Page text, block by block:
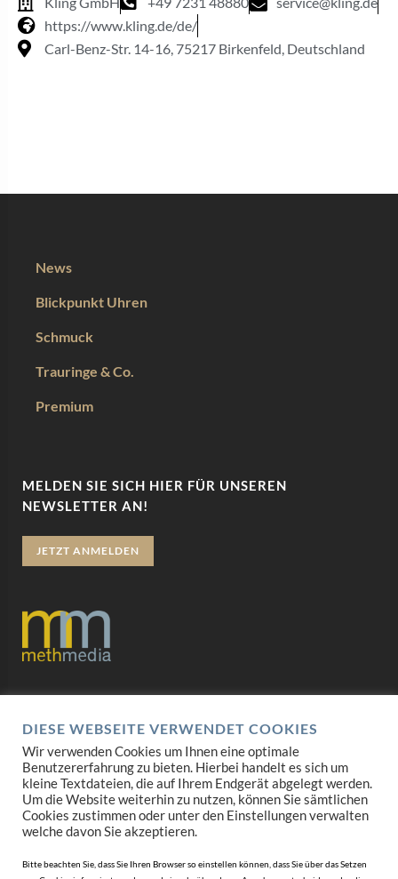
https://www.kling.de/de/
Carl-Benz-Str. 14-16, 75217 Birkenfeld, Deutschland
News
Blickpunkt Uhren
Schmuck
Trauringe & Co.
Premium
MELDEN SIE SICH HIER FÜR UNSEREN
NEWSLETTER AN!
JETZT ANMELDEN
Datenschutz
Impressum
AGB
Mediadaten
DIESE WEBSEITE VERWENDET COOKIES
Wir verwenden Cookies um Ihnen eine optimale
Benutzererfahrung zu bieten. Hierbei handelt es sich um
kleine Textdateien, die auf Ihrem Endgerät abgelegt werden.
Um die Website weiterhin zu nutzen, können Sie sämtlichen
Cookies zustimmen oder unter den Einstellungen verwalten
welche davon Sie akzeptieren.
Bitte beachten Sie, dass Sie Ihren Browser so einstellen können, dass Sie über das Setzen